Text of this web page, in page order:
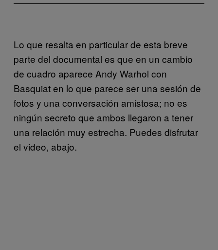
Lo que resalta en particular de esta breve
parte del documental es que en un cambio
de cuadro aparece Andy Warhol con
Basquiat en lo que parece ser una sesión de
fotos y una conversación amistosa; no es
ningún secreto que ambos llegaron a tener
una relación muy estrecha. Puedes disfrutar
el video, abajo.